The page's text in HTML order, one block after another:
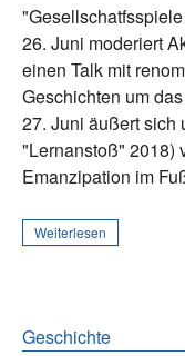
26. Juni moderiert
einen Talk mit
Geschichten um
27. Juni äußert sich
"Lernanstoß" 2018)
Emanzipation im
Weiterlesen
Geschichte